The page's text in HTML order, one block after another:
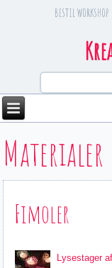
BESTIL
You are here
Materialer
Fimoler
Lysestager